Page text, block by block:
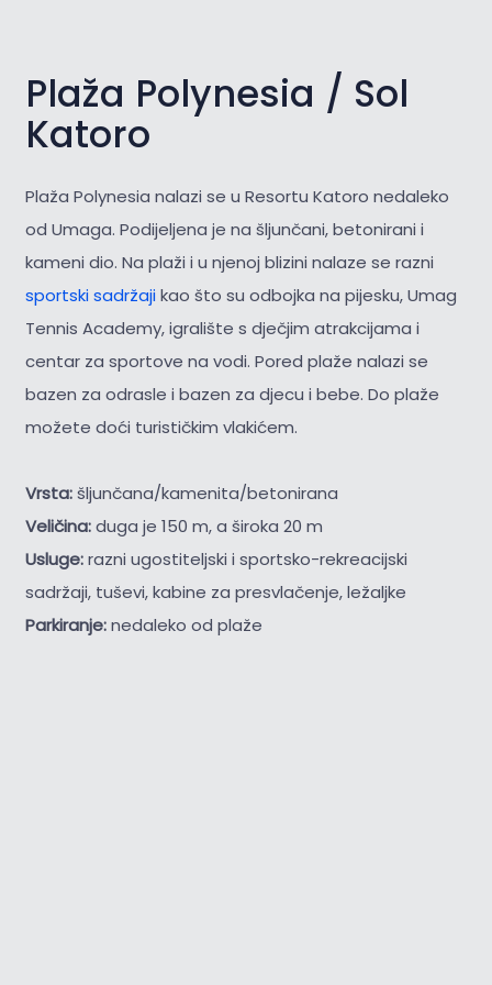
Plaža Polynesia / Sol
Katoro
Plaža Polynesia nalazi se u Resortu Katoro nedaleko
od Umaga. Podijeljena je na šljunčani, betonirani i
kameni dio. Na plaži i u njenoj blizini nalaze se razni
sportski sadržajikao što su odbojka na pijesku, Umag
Tennis Academy, igralište s dječjim atrakcijama i
centar za sportove na vodi. Pored plaže nalazi se
bazen za odrasle i bazen za djecu i bebe. Do plaže
možete doći turističkim vlakićem.
Vrsta:šljunčana/kamenita/betonirana
Veličina:duga je 150 m, a široka 20 m
Usluge:razni ugostiteljski i sportsko-rekreacijski
sadržaji, tuševi, kabine za presvlačenje, ležaljke
Parkiranje:nedaleko od plaže